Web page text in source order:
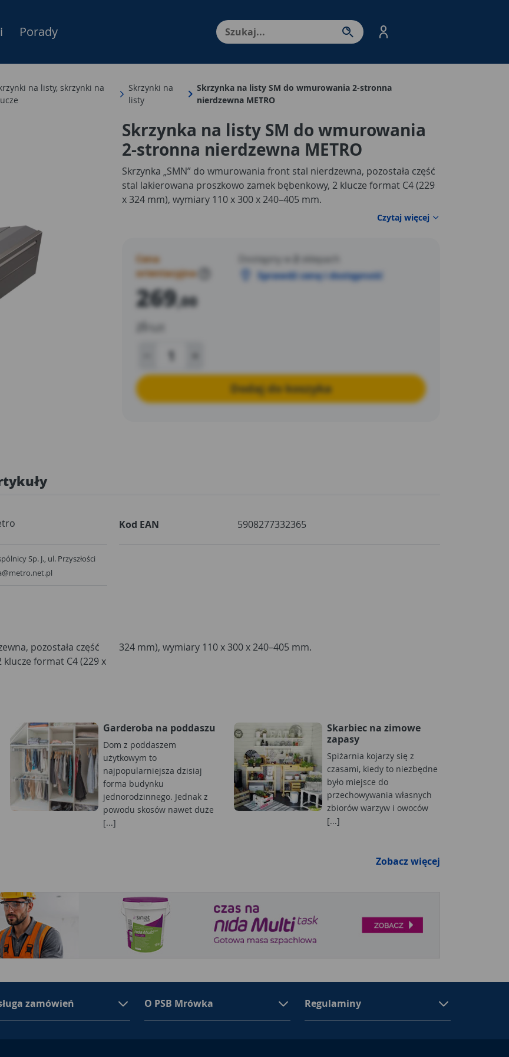
Menu Produktów, nawigacja: Enter - przejdź do strony produktów. Spacja – otwórz/
Porady
na listy, skrzynki na
Skrzynki na
listy
Skrzynka na listy SM do wmurowania 2-stronna
nierdzewna METRO
Skrzynka na listy SM do wmurowania
2-stronna nierdzewna METRO
Skrzynka „SMN” do wmurowania front stal nierdzewna, pozostała część
stal lakierowana proszkowo zamek bębenkowy, 2 klucze format C4 (229
x 324 mm), wymiary 110 x 300 x 240–405 mm.
Czytaj więcej
Cena
orientacyjna
269,00
zł /szt
Dostępny w
sklepach
Sprawdź cenę i dostępność
Dodaj do koszyka
Kod EAN 5908277332365
pozostała część
format C4 (229 x
324 mm), wymiary 110 x 300 x 240–405 mm.
Garderoba na poddaszu
Dom z poddaszem
użytkowym to
najpopularniejsza dzisiaj
forma budynku
jednorodzinnego. Jednak z
powodu skosów nawet duże
[...]
Skarbiec na zimowe
zapasy
Spiżarnia kojarzy się z
czasami, kiedy to niezbędne
było miejsce do
przechowywania własnych
zbiorów warzyw i owoców
[...]
Zobacz więcej
zamówień O PSB Mrówka Regulaminy